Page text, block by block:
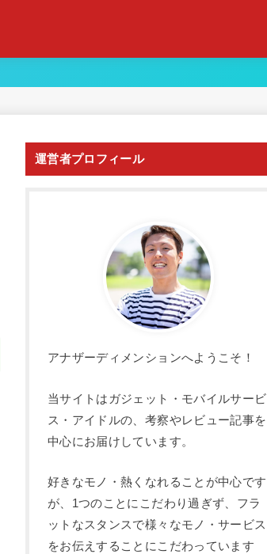
運営者プロフィール
アナザーディメンションへようこそ！
当サイトはガジェット・モバイルサービ
ス・アイドルの、考察やレビュー記事を
中心にお届けしています。
好きなモノ・熱くなれることが中心です
が、1つのことにこだわり過ぎず、フラ
ットなスタンスで様々なモノ・サービス
をお伝えすることにこだわっています